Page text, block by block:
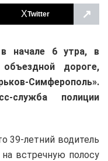
Twitter ↗
в начале 6 утра, в
дороге,
Симферополь».
служба полиции
39-летний водитель
встречную полосу